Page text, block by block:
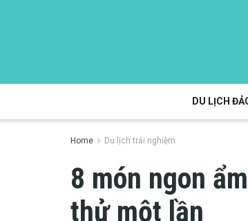
DU LỊCH
Home Du lịch trải nghiệm
8 món ngon
thử một lần